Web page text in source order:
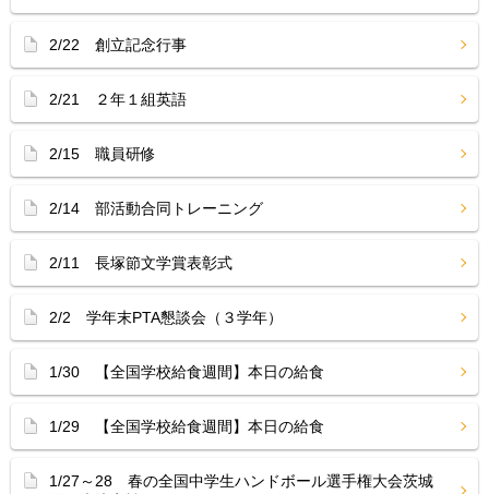
2/22 創立記念行事
2/21 ２年１組英語
2/15 職員研修
2/14 部活動合同トレーニング
2/11 長塚節文学賞表彰式
2/2 学年末PTA懇談会（３学年）
1/30 【全国学校給食週間】本日の給食
1/29 【全国学校給食週間】本日の給食
1/27～28 春の全国中学生ハンドボール選手権大会茨城